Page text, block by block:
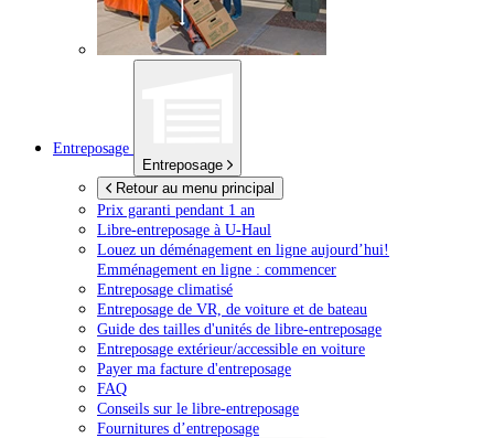
Entreposage
Entreposage
Retour au menu principal
Prix garanti pendant 1 an
Libre-entreposage à U-Haul
Louez un déménagement en ligne aujourd’hui!
Emménagement en ligne : commencer
Entreposage climatisé
Entreposage de VR, de voiture et de bateau
Guide des tailles d'unités de libre-entreposage
Entreposage extérieur/accessible en voiture
Payer ma facture d'entreposage
FAQ
Conseils sur le libre-entreposage
Fournitures d’entreposage